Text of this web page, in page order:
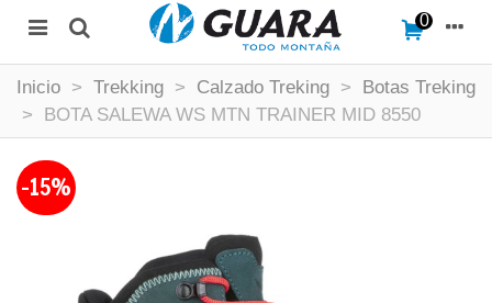
0
Inicio > Trekking > Calzado Treking >
Botas Treking
>
BOTA SALEWA WS MTN TRAINER MID 8550
-15%